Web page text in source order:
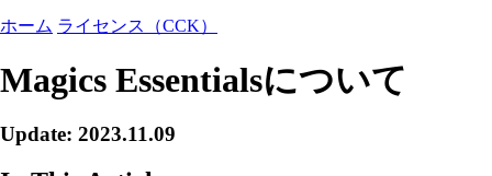
ホーム ライセンス（CCK）
Magics Essentialsについて
Update: 2023.11.09